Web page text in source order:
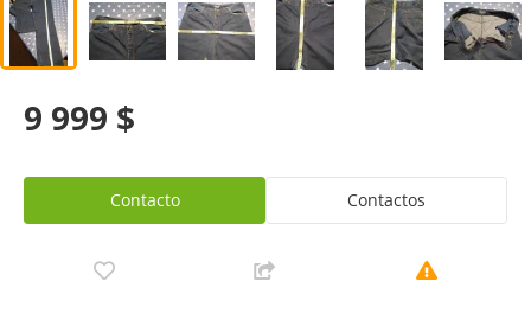
9 999 $
Contacto Contactos